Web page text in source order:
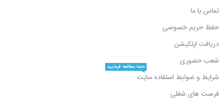
تماس با ما
حفظ حریم خصوصی
دریافت اپلکیشن
شعب حضوری
شرایط و ضوابط استفاده سایت
حتما مطالعه فرمایید
فرصت های شغلی